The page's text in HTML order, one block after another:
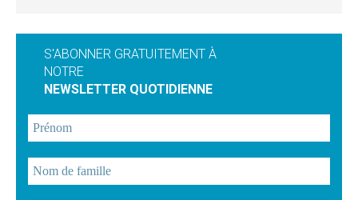
S'ABONNER GRATUITEMENT À
NOTRE
NEWSLETTER QUOTIDIENNE